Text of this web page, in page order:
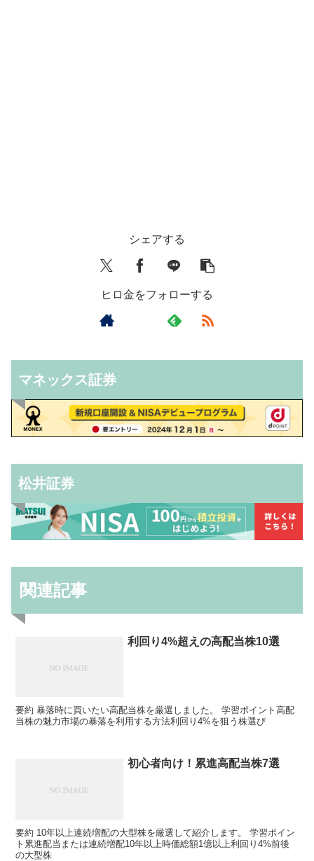
シェアする
ヒロ金をフォローする
マネックス証券
松井証券
関連記事
利回り4%超えの高配当株10選
要約 暴落時に買いたい高配当株を厳選しました。 学習ポイント高配
当株の魅力市場の暴落を利用する方法利回り4%を狙う株選び
初心者向け！累進高配当株7選
要約 10年以上連続増配の大型株を厳選して紹介します。 学習ポイン
ト累進配当または連続増配10年以上時価総額1億以上利回り4%前後
の大型株